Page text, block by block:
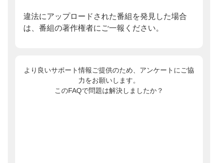
違法にアップロードされた番組を発見した場合
は、番組の著作権者にご一報ください。
より良いサポート情報ご提供のため、アンケートにご協
力をお願いします。
このFAQで問題は解決しましたか？